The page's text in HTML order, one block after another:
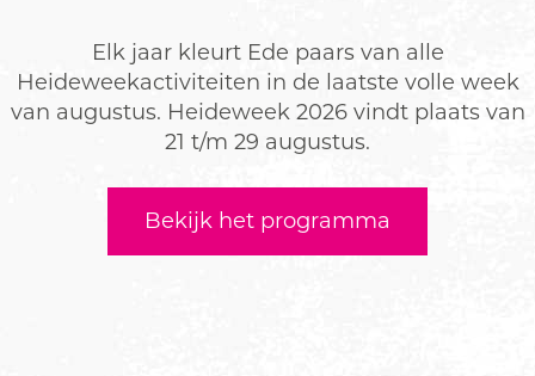
Elk jaar kleurt Ede paars van alle
Heideweekactiviteiten in de laatste volle week
van augustus. Heideweek 2026 vindt plaats van
21 t/m 29 augustus.
Bekijk het programma